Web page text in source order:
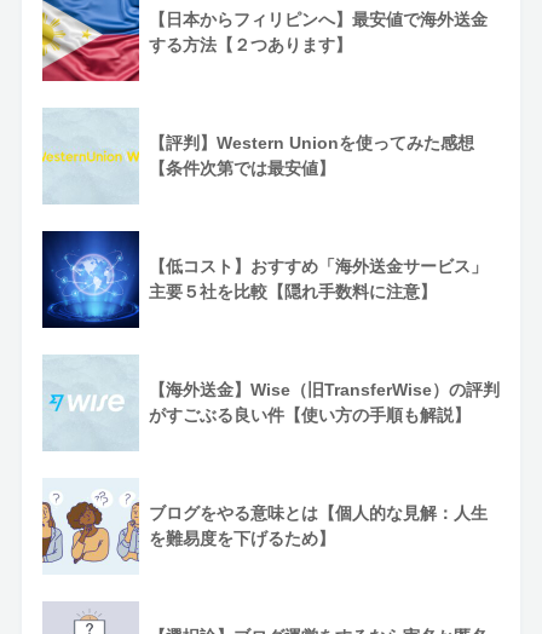
【日本からフィリピンへ】最安値で海外送金
する方法【２つあります】
【評判】Western Unionを使ってみた感想
【条件次第では最安値】
【低コスト】おすすめ「海外送金サービス」
主要５社を比較【隠れ手数料に注意】
【海外送金】Wise（旧TransferWise）の評判
がすごぶる良い件【使い方の手順も解説】
ブログをやる意味とは【個人的な見解：人生
を難易度を下げるため】